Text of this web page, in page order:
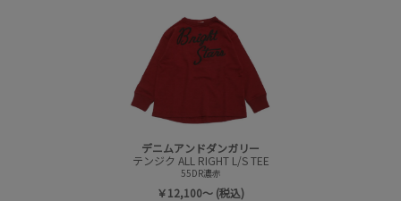
デニムアンドダンガリー
テンジク ALL RIGHT L/S TEE
55DR濃赤
￥12,100～ (税込)